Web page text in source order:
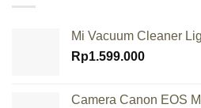
Mi Vacuum Cleaner
Rp1.599.000
Camera Canon EOS